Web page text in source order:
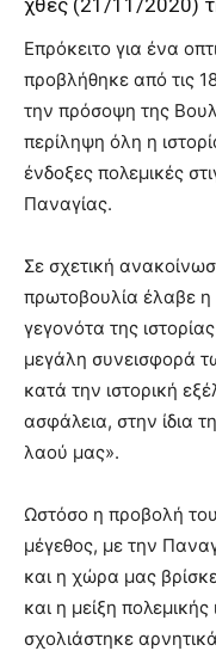
Επρόκειτο για ένα
προβλήθηκε από τις
την πρόσοψη της
περίληψη όλη η
ένδοξες πολεμικές
Παναγίας.
Σε σχετική
πρωτοβουλία έλαβε η
γεγονότα της
μεγάλη συνεισφορά
κατά την ιστορική
ασφάλεια, στην ίδια
λαού μας».
Ωστόσο η προβολή
μέγεθος, με την
και η χώρα μας
και η μείξη πολεμικής
σχολιάστηκε